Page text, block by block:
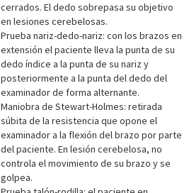
cerrados. El dedo sobrepasa su objetivo
en lesiones cerebelosas.
Prueba nariz-dedo-nariz: con los brazos en
extensión el paciente lleva la punta de su
dedo índice a la punta de su nariz y
posteriormente a la punta del dedo del
examinador de forma alternante.
Maniobra de Stewart-Holmes: retirada
súbita de la resistencia que opone el
examinador a la flexión del brazo por parte
del paciente. En lesión cerebelosa, no
controla el movimiento de su brazo y se
golpea.